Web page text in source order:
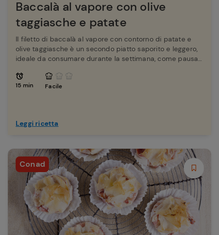
Baccalà al vapore con olive
taggiasche e patate
Il filetto di baccalà al vapore con contorno di patate e
olive taggiasche è un secondo piatto saporito e leggero,
ideale da consumare durante la settimana, come pausa
15 min Facile
Leggi ricetta
Conad